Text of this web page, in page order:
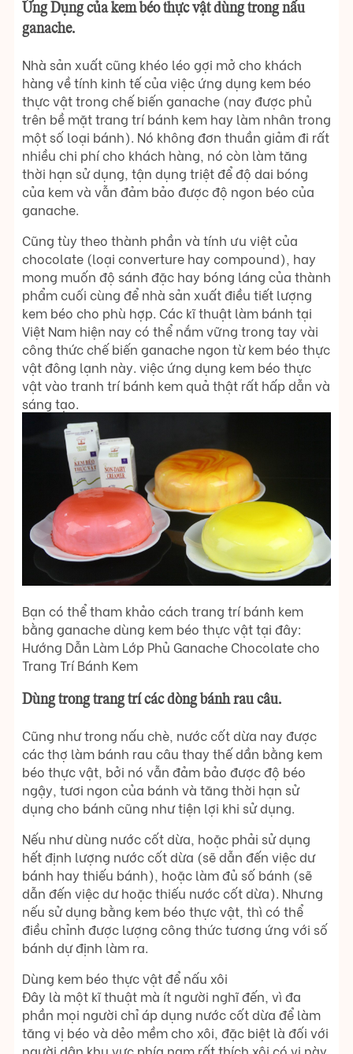
Ứng Dụng của kem béo thực vật dùng trong nấu
ganache.
Nhà sản xuất cũng khéo léo gợi mở cho khách
hàng về tính kinh tế của việc ứng dụng kem béo
thực vật trong chế biến ganache (nay được phủ
trên bề mặt trang trí bánh kem hay làm nhân trong
một số loại bánh). Nó không đơn thuần giảm đi rất
nhiều chi phí cho khách hàng, nó còn làm tăng
thời hạn sử dụng, tận dụng triệt để độ dai bóng
của kem và vẫn đảm bảo được độ ngon béo của
ganache.
Cũng tùy theo thành phần và tính ưu việt của
chocolate (loại converture hay compound), hay
mong muốn độ sánh đặc hay bóng láng của thành
phẩm cuối cùng để nhà sản xuất điều tiết lượng
kem béo cho phù hợp. Các kĩ thuật làm bánh tại
Việt Nam hiện nay có thể nắm vững trong tay vài
công thức chế biến ganache ngon từ kem béo thực
vật đông lạnh này. việc ứng dụng kem béo thực
vật vào tranh trí bánh kem quả thật rất hấp dẫn và
sáng tạo.
Bạn có thể tham khảo cách trang trí bánh kem
bằng ganache dùng kem béo thực vật tại đây:
Hướng Dẫn Làm Lớp Phủ Ganache Chocolate cho
Trang Trí Bánh Kem
Dùng trong trang trí các dòng bánh rau câu.
Cũng như trong nấu chè, nước cốt dừa nay được
các thợ làm bánh rau câu thay thế dần bằng kem
béo thực vật, bởi nó vẫn đảm bảo được độ béo
ngậy, tươi ngon của bánh và tăng thời hạn sử
dụng cho bánh cũng như tiện lợi khi sử dụng.
Nếu như dùng nước cốt dừa, hoặc phải sử dụng
hết định lượng nước cốt dừa (sẽ dẫn đến việc dư
bánh hay thiếu bánh), hoặc làm đủ số bánh (sẽ
dẫn đến việc dư hoặc thiếu nước cốt dừa). Nhưng
nếu sử dụng bằng kem béo thực vật, thì có thể
điều chỉnh được lượng công thức tương ứng với số
bánh dự định làm ra.
Dùng kem béo thực vật để nấu xôi
Đây là một kĩ thuật mà ít người nghĩ đến, vì đa
phần mọi người chỉ áp dụng nước cốt dừa để làm
tăng vị béo và dẻo mềm cho xôi, đặc biệt là đối với